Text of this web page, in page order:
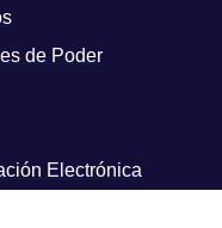
de Poder
Electrónica